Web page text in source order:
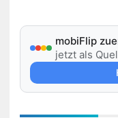
mobiFlip
jetzt als